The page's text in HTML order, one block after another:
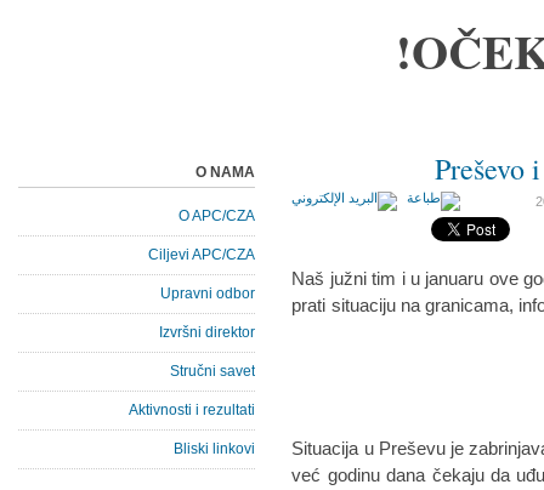
Preševo
Naš južni tim i u januaru ove
prati situaciju na granicama,
Situacija u Preševu je
već godinu dana čekaju da
O NAMA
O APC/CZA
Ciljevi APC/CZA
Upravni odbor
Izvršni direktor
Stručni savet
Aktivnosti i rezultati
Bliski linkovi